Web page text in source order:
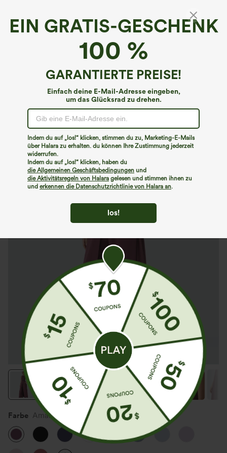
EIN GRATIS-GESCHENK
100 %
GARANTIERTE PREISE!
Einfach deine E-Mail-Adresse eingeben,
um das Glücksrad zu drehen.
Indem du auf „los!“ klicken, stimmen du zu, Marketing-E-Mails
über Halara zu erhalten. du können Ihre Zustimmung jederzeit
widerrufen.
Indem du auf „los!“ klicken, haben du
die Allgemeinen Geschäftsbedingungen und
die Aktivitätsregeln von Halara gelesen und stimmen ihnen zu
und erkennen die Datenschutzrichtlinie von Halara an.
los!
Breezeful™*
Breezeful™ ärmelloser Jumpsuit mit
Reißverschluss, Taschen und Kontrastdetails –
€49,95 EUR
Farbe Amaranth